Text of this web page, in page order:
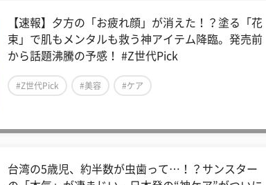
【速報】夕方の「お疲れ顔」が消えた！？塗る「花
束」で肌もメンタルも救う神アイテム降臨。発売前
から話題沸騰の予感！ #Z世代Pick
#Z世代Pick #美容 #ケア
台湾の5歳児、約半数が虫歯って…！？サンスター